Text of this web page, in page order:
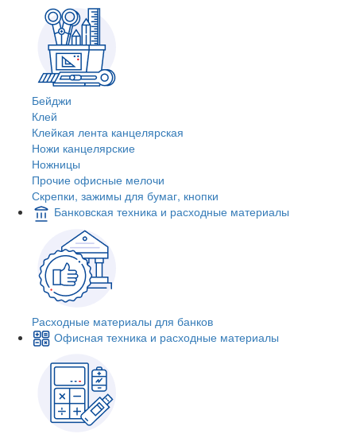
Бейджи
Клей
Клейкая лента канцелярская
Ножи канцелярские
Ножницы
Прочие офисные мелочи
Скрепки, зажимы для бумаг, кнопки
Банковская техника и расходные материалы
Расходные материалы для банков
Офисная техника и расходные материалы